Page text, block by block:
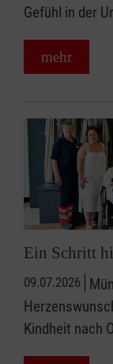
Gefühl in der
mehr
Ein Schritt
09.07.2026
Kindheit nach